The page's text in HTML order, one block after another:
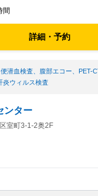
間
詳細・予約
便潜血検査、 腹部エコー PET-
炎ウィルス検査
ンター
室町3-1-2奥2F